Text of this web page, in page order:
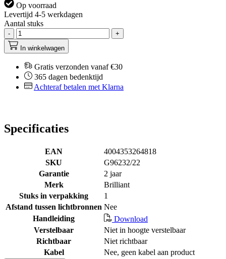
Op voorraad
Levertijd 4-5 werkdagen
Aantal stuks
-
+
In winkelwagen
Gratis verzonden vanaf €30
365 dagen bedenktijd
Achteraf betalen met Klarna
Specificaties
EAN
4004353264818
SKU
G96232/22
Garantie
2 jaar
Merk
Brilliant
Stuks in verpakking
1
Afstand tussen lichtbronnen Nee
Handleiding
Download
Verstelbaar
Niet in hoogte verstelbaar
Richtbaar
Niet richtbaar
Kabel
Nee, geen kabel aan product